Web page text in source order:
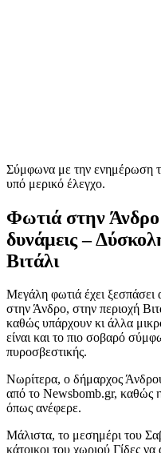
Σύμφωνα με την ενημέρωση
υπό μερικό έλεγχο.
Φωτιά στην
δυνάμεις –
Βιτάλι
Μεγάλη φωτιά έχει
στην Άνδρο, στην περιοχή
καθώς υπάρχουν κι άλλα
είναι και το πιο σοβαρό
πυροσβεστικής.
Νωρίτερα, ο δήμαρχος
από το Newsbomb.gr, καθώς
όπως ανέφερε.
Μάλιστα, το μεσημέρι του
κάτοικοι του χωριού Γίδες